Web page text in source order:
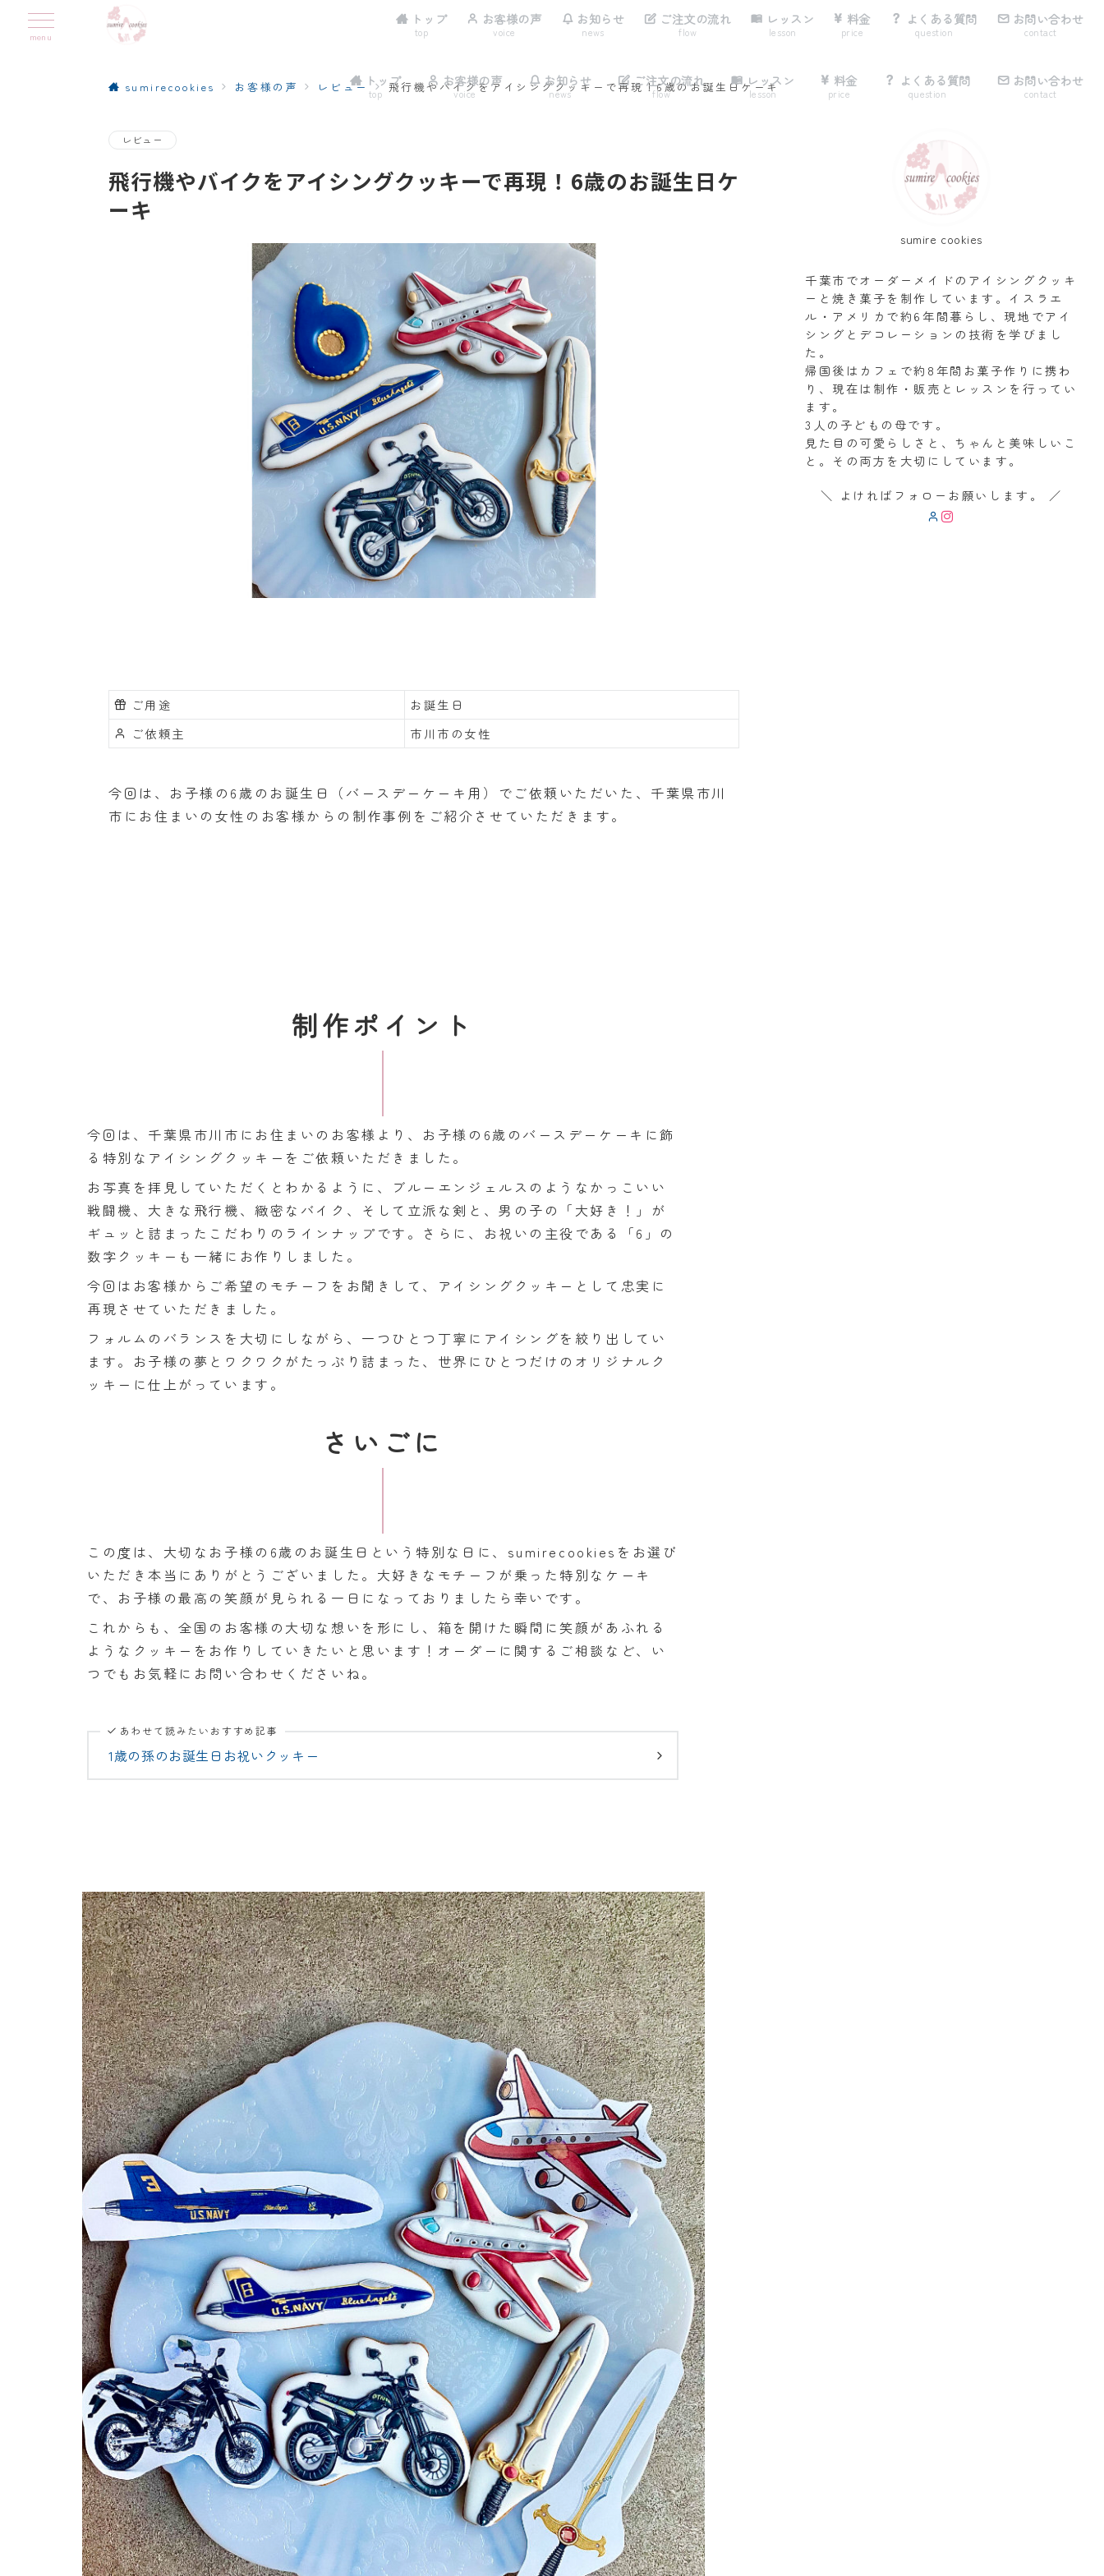
トップ
top
お客様の声
voice
お知らせ
news
ご注文の流れ
flow
レッスン
lesson
料金
price
よくある質問
question
お問い合わせ
contact
トップ
top
お客様の声
voice
お知らせ
news
ご注文の流れ
flow
レッスン
lesson
料金
price
よくある質問
question
お問い合わせ
contact
sumirecookies お客様の声 レビュー 飛行機やバイクをアイシングクッキーで再現！6歳のお誕生日ケーキ
レビュー
飛行機やバイクをアイシングクッキーで再現！6歳のお誕生日ケ
ーキ
ご用途
お誕生日
ご依頼主
市川市の女性
今回は、お子様の6歳のお誕生日（バースデーケーキ用）でご依頼いただいた、千葉県市川
市にお住まいの女性のお客様からの制作事例をご紹介させていただきます。
制作ポイント
今回は、千葉県市川市にお住まいのお客様より、お子様の6歳のバースデーケーキに飾
る特別なアイシングクッキーをご依頼いただきました。
お写真を拝見していただくとわかるように、ブルーエンジェルスのようなかっこいい
戦闘機、大きな飛行機、緻密なバイク、そして立派な剣と、男の子の「大好き！」が
ギュッと詰まったこだわりのラインナップです。さらに、お祝いの主役である「6」の
数字クッキーも一緒にお作りしました。
今回はお客様からご希望のモチーフをお聞きして、アイシングクッキーとして忠実に
再現させていただきました。
フォルムのバランスを大切にしながら、一つひとつ丁寧にアイシングを絞り出してい
ます。お子様の夢とワクワクがたっぷり詰まった、世界にひとつだけのオリジナルク
ッキーに仕上がっています。
さいごに
この度は、大切なお子様の6歳のお誕生日という特別な日に、sumirecookiesをお選び
いただき本当にありがとうございました。大好きなモチーフが乗った特別なケーキ
で、お子様の最高の笑顔が見られる一日になっておりましたら幸いです。
これからも、全国のお客様の大切な想いを形にし、箱を開けた瞬間に笑顔があふれる
ようなクッキーをお作りしていきたいと思います！オーダーに関するご相談など、い
つでもお気軽にお問い合わせくださいね。
あわせて読みたいおすすめ記事
1歳の孫のお誕生日お祝いクッキー
sumire cookies
千葉市でオーダーメイドのアイシングクッキ
ーと焼き菓子を制作しています。イスラエ
ル・アメリカで約6年間暮らし、現地でアイ
シングとデコレーションの技術を学びまし
た。
帰国後はカフェで約8年間お菓子作りに携わ
り、現在は制作・販売とレッスンを行ってい
ます。
3人の子どもの母です。
見た目の可愛らしさと、ちゃんと美味しいこ
と。その両方を大切にしています。
＼ よければフォローお願いします。 ／
menu